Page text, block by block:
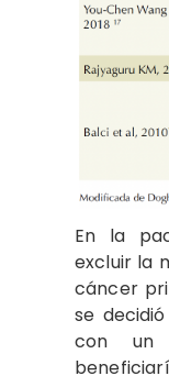
En la
excluir la
cáncer
se
con un